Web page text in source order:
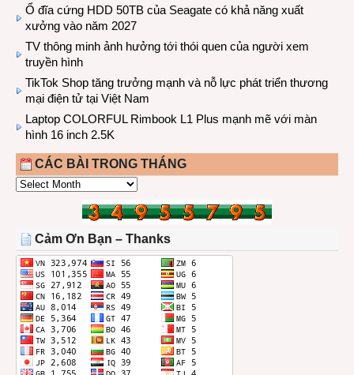
Ổ đĩa cứng HDD 50TB của Seagate có khả năng xuất
xưởng vào năm 2027
TV thông minh ảnh hưởng tới thói quen của người xem
truyền hình
TikTok Shop tăng trưởng mạnh và nỗ lực phát triển thương
mại điện tử tại Việt Nam
Laptop COLORFUL Rimbook L1 Plus mạnh mẽ với màn
hình 16 inch 2.5K
CÁC BÀI TRONG THÁNG
CÁC
THÁNG
Cảm Ơn Bạn – Thanks